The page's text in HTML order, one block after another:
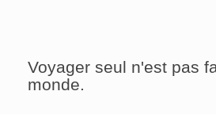
Voyager seul n'est pas
monde.